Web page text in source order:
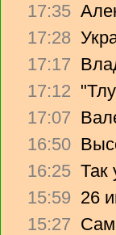
17:35
17:28
17:17
17:12
17:07
16:50
16:25 Так
15:59 26
15:27